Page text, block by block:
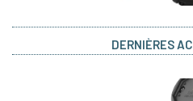
DERNIÈRES